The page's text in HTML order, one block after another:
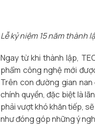
Lễ kỷ niệm 15 năm thành
Ngay từ khi thành lập,
phẩm công nghệ mới
Trên con đường gian nan
chính quyền, đặc biệt là
phải vượt khó khăn tiếp,
như đóng góp những ý